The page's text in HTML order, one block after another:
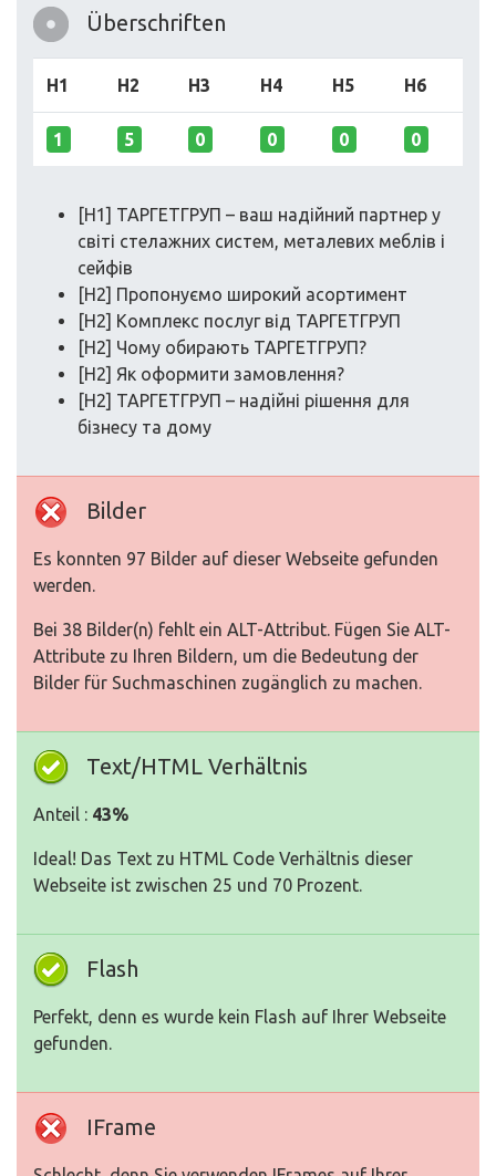
Überschriften
H1 H2 H3 H4 H5 H6
1 5 0 0 0 0
[H1] ТАРГЕТГРУП – ваш надійний партнер у
світі стелажних систем, металевих меблів і
сейфів
[H2] Пропонуємо широкий асортимент
[H2] Комплекс послуг від ТАРГЕТГРУП
[H2] Чому обирають ТАРГЕТГРУП?
[H2] Як оформити замовлення?
[H2] ТАРГЕТГРУП – надійні рішення для
бізнесу та дому
Bilder
Es konnten 97 Bilder auf dieser Webseite gefunden
werden.
Bei 38 Bilder(n) fehlt ein ALT-Attribut. Fügen Sie ALT-
Attribute zu Ihren Bildern, um die Bedeutung der
Bilder für Suchmaschinen zugänglich zu machen.
Text/HTML Verhältnis
Anteil : 43%
Ideal! Das Text zu HTML Code Verhältnis dieser
Webseite ist zwischen 25 und 70 Prozent.
Flash
Perfekt, denn es wurde kein Flash auf Ihrer Webseite
gefunden.
IFrame